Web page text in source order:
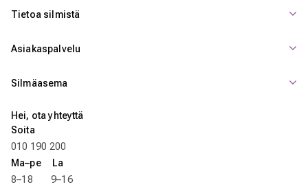
Tietoa silmistä
Asiakaspalvelu
Silmäasema
Hei, ota yhteyttä
Soita
010 190 200
Ma–pe La
8–18 9–16